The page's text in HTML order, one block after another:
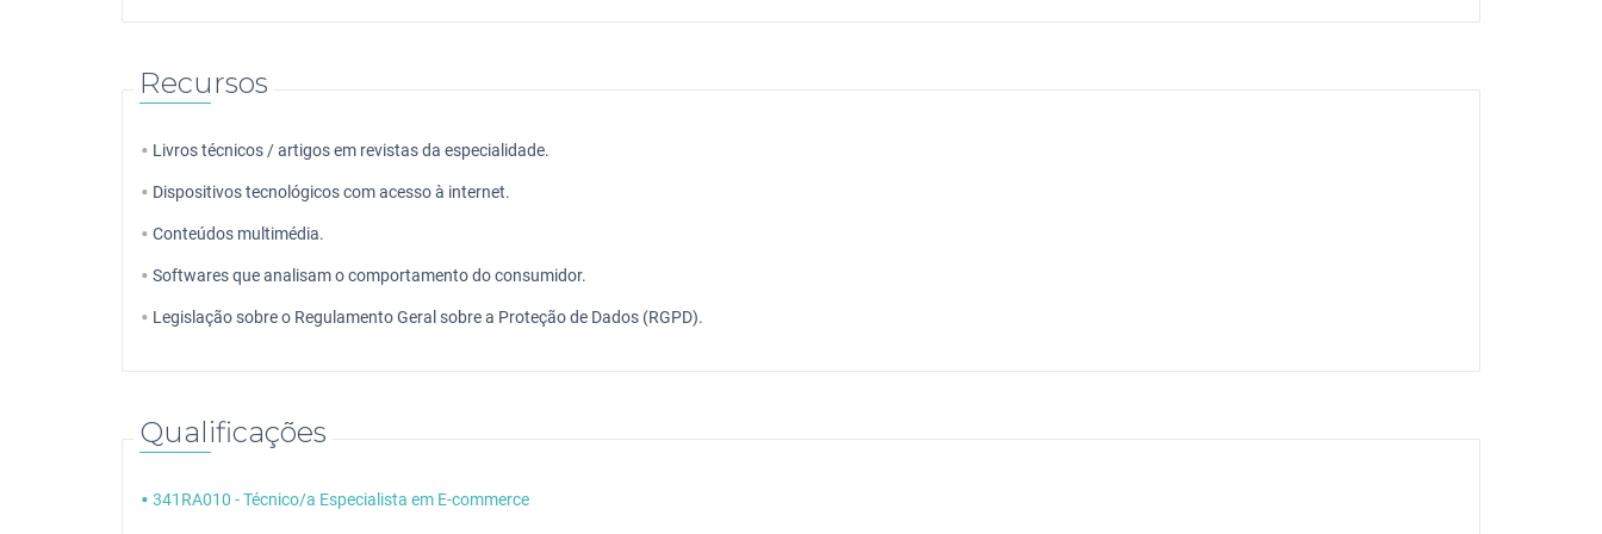
Recursos
Livros técnicos / artigos em revistas da especialidade.
Dispositivos tecnológicos com acesso à internet.
Conteúdos multimédia.
Softwares que analisam o comportamento do consumidor.
Legislação sobre o Regulamento Geral sobre a Proteção de Dados (RGPD).
Qualificações
341RA010 - Técnico/a Especialista em E-commerce